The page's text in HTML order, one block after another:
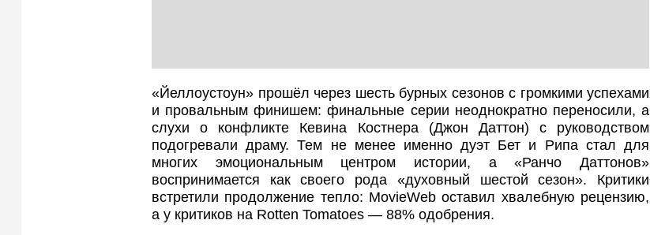
«Йеллоустоун» прошёл через шесть бурных сезонов с громкими успехами
и провальным финишем: финальные серии неоднократно переносили, а
слухи о конфликте Кевина Костнера (Джон Даттон) с руководством
подогревали драму. Тем не менее именно дуэт Бет и Рипа стал для
многих эмоциональным центром истории, а «Ранчо Даттонов»
воспринимается как своего рода «духовный шестой сезон». Критики
встретили продолжение тепло: MovieWeb оставил хвалебную рецензию,
а у критиков на Rotten Tomatoes — 88% одобрения.